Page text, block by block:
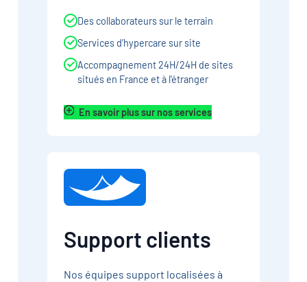
Des collaborateurs sur le terrain
Services d’hypercare sur site
Accompagnement 24H/24H de sites
situés en France et à l’étranger
En savoir plus sur nos services
Support clients
Nos équipes support localisées à